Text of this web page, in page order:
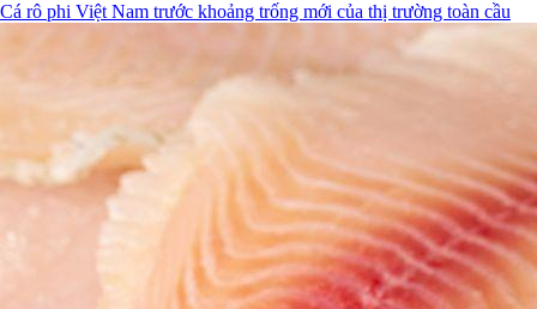
Cá rô phi Việt Nam trước khoảng trống mới của thị trường toàn cầu